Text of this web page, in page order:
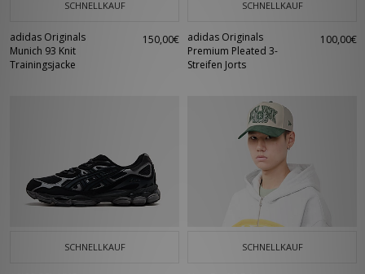
SCHNELLKAUF
adidas Originals
Munich 93 Knit
Trainingsjacke
150,00€
SCHNELLKAUF
adidas Originals
Premium Pleated 3-
Streifen Jorts
100,00€
SCHNELLKAUF SCHNELLKAUF